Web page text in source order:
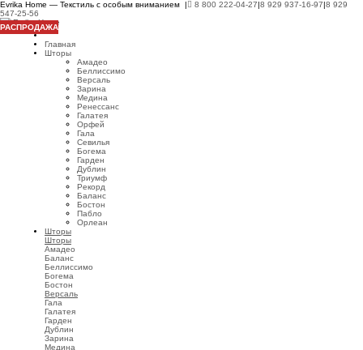
Evrika Home — Текстиль с особым вниманием | 8 800 222-04-27|8 929 937-16-97|8 929
547-25-56
Главная
Шторы
Амадео
Беллиссимо
Версаль
Зарина
Медина
Ренессанс
Галатея
Орфей
Гала
Севилья
Богема
Гарден
Дублин
Триумф
Рекорд
Баланс
Бостон
Пабло
Орлеан
Шторы
Шторы
Амадео
Баланс
Беллиссимо
Богема
Бостон
Версаль
Гала
Галатея
Гарден
Дублин
Зарина
Медина
РАСПРОДАЖА